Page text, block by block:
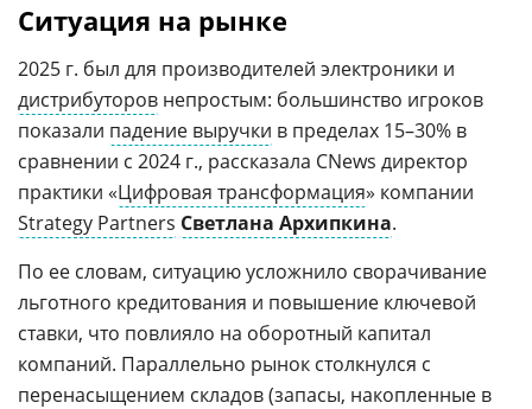
Ситуация на рынке
2025 г. был для производителей электроники и
дистрибуторов непростым: большинство игроков
показали падение выручки в пределах 15–30% в
сравнении с 2024 г., рассказала CNews директор
практики «Цифровая трансформация» компании
Strategy Partners Светлана Архипкина.
По ее словам, ситуацию усложнило сворачивание
льготного кредитования и повышение ключевой
ставки, что повлияло на оборотный капитал
компаний. Параллельно рынок столкнулся с
перенасыщением складов (запасы, накопленные в